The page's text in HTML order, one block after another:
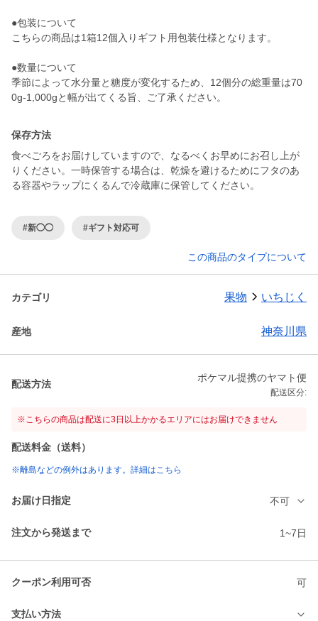
●包装について
こちらの商品は1箱12個入りギフト用包装仕様となります。
●数量について
季節によって水分量と糖度が変化するため、12個分の総重量は70
0g-1,000gと幅が出てくる旨、ご了承ください。
保存方法
食べごろをお届けしていますので、なるべくお早めにお召し上が
りください。一時保管する場合は、乾燥を避けるためにフタのあ
る容器やラップにくるんで冷蔵庫に保管してください。
#新◯◯ #ギフト対応可
この商品のタイプについて
カテゴリ 果物 いちじく
産地 神奈川県
配送方法
ポケマル提携のヤマト便
配送区分:
※こちらの商品は配送に3日以上かかるエリアにはお届けできません
配送料金（送料）
※離島などの例外はあります。詳細はこちら
お届け日指定 不可
注文から発送まで 1~7日
クーポン利用可否 可
支払い方法